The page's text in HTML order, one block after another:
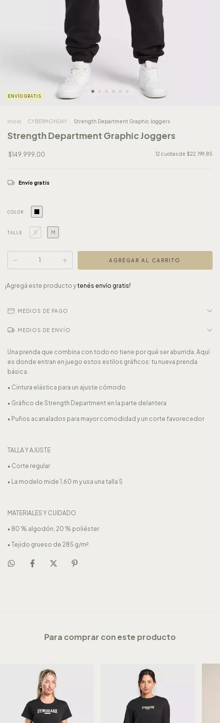
ENVÍO GRATIS
Inicio . CYBERMONDAY . Strength Department Graphic Joggers
Strength Department Graphic Joggers
$149.999,00 12 cuotas de $22.199,85
Envío gratis
COLOR
TALLE S M
¡Agregá este producto ytenés envío gratis!
MEDIOS DE PAGO
MEDIOS DE ENVÍO
Una prenda que combina con todo no tiene por qué ser aburrida. Aquí
es donde entran en juego estos estilos gráficos: tu nueva prenda
básica.
• Cintura elástica para un ajuste cómodo
• Gráfico de Strength Department en la parte delantera
• Puños acanalados para mayor comodidad y un corte favorecedor
TALLA Y AJUSTE
• Corte regular
• La modelo mide 1,60 m y usa una talla S
MATERIALES Y CUIDADO
• 80 % algodón, 20 % poliéster
• Tejido grueso de 285 g/m²
Para comprar con este producto